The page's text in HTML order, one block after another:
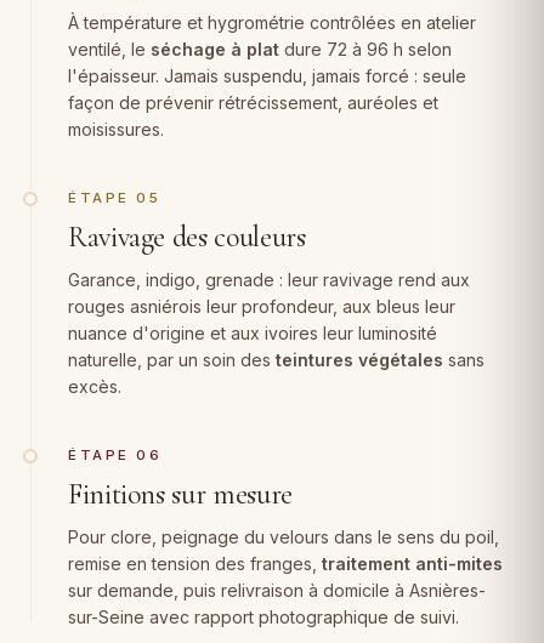
À température et hygrométrie contrôlées en atelier
ventilé, le séchage à plat dure 72 à 96 h selon
l'épaisseur. Jamais suspendu, jamais forcé : seule
façon de prévenir rétrécissement, auréoles et
moisissures.
ÉTAPE 05
Ravivage des couleurs
Garance, indigo, grenade : leur ravivage rend aux
rouges asniérois leur profondeur, aux bleus leur
nuance d'origine et aux ivoires leur luminosité
naturelle, par un soin des teintures végétales sans
excès.
ÉTAPE 06
Finitions sur mesure
Pour clore, peignage du velours dans le sens du poil,
remise en tension des franges, traitement anti-mites
sur demande, puis relivraison à domicile à Asnières-
sur-Seine avec rapport photographique de suivi.